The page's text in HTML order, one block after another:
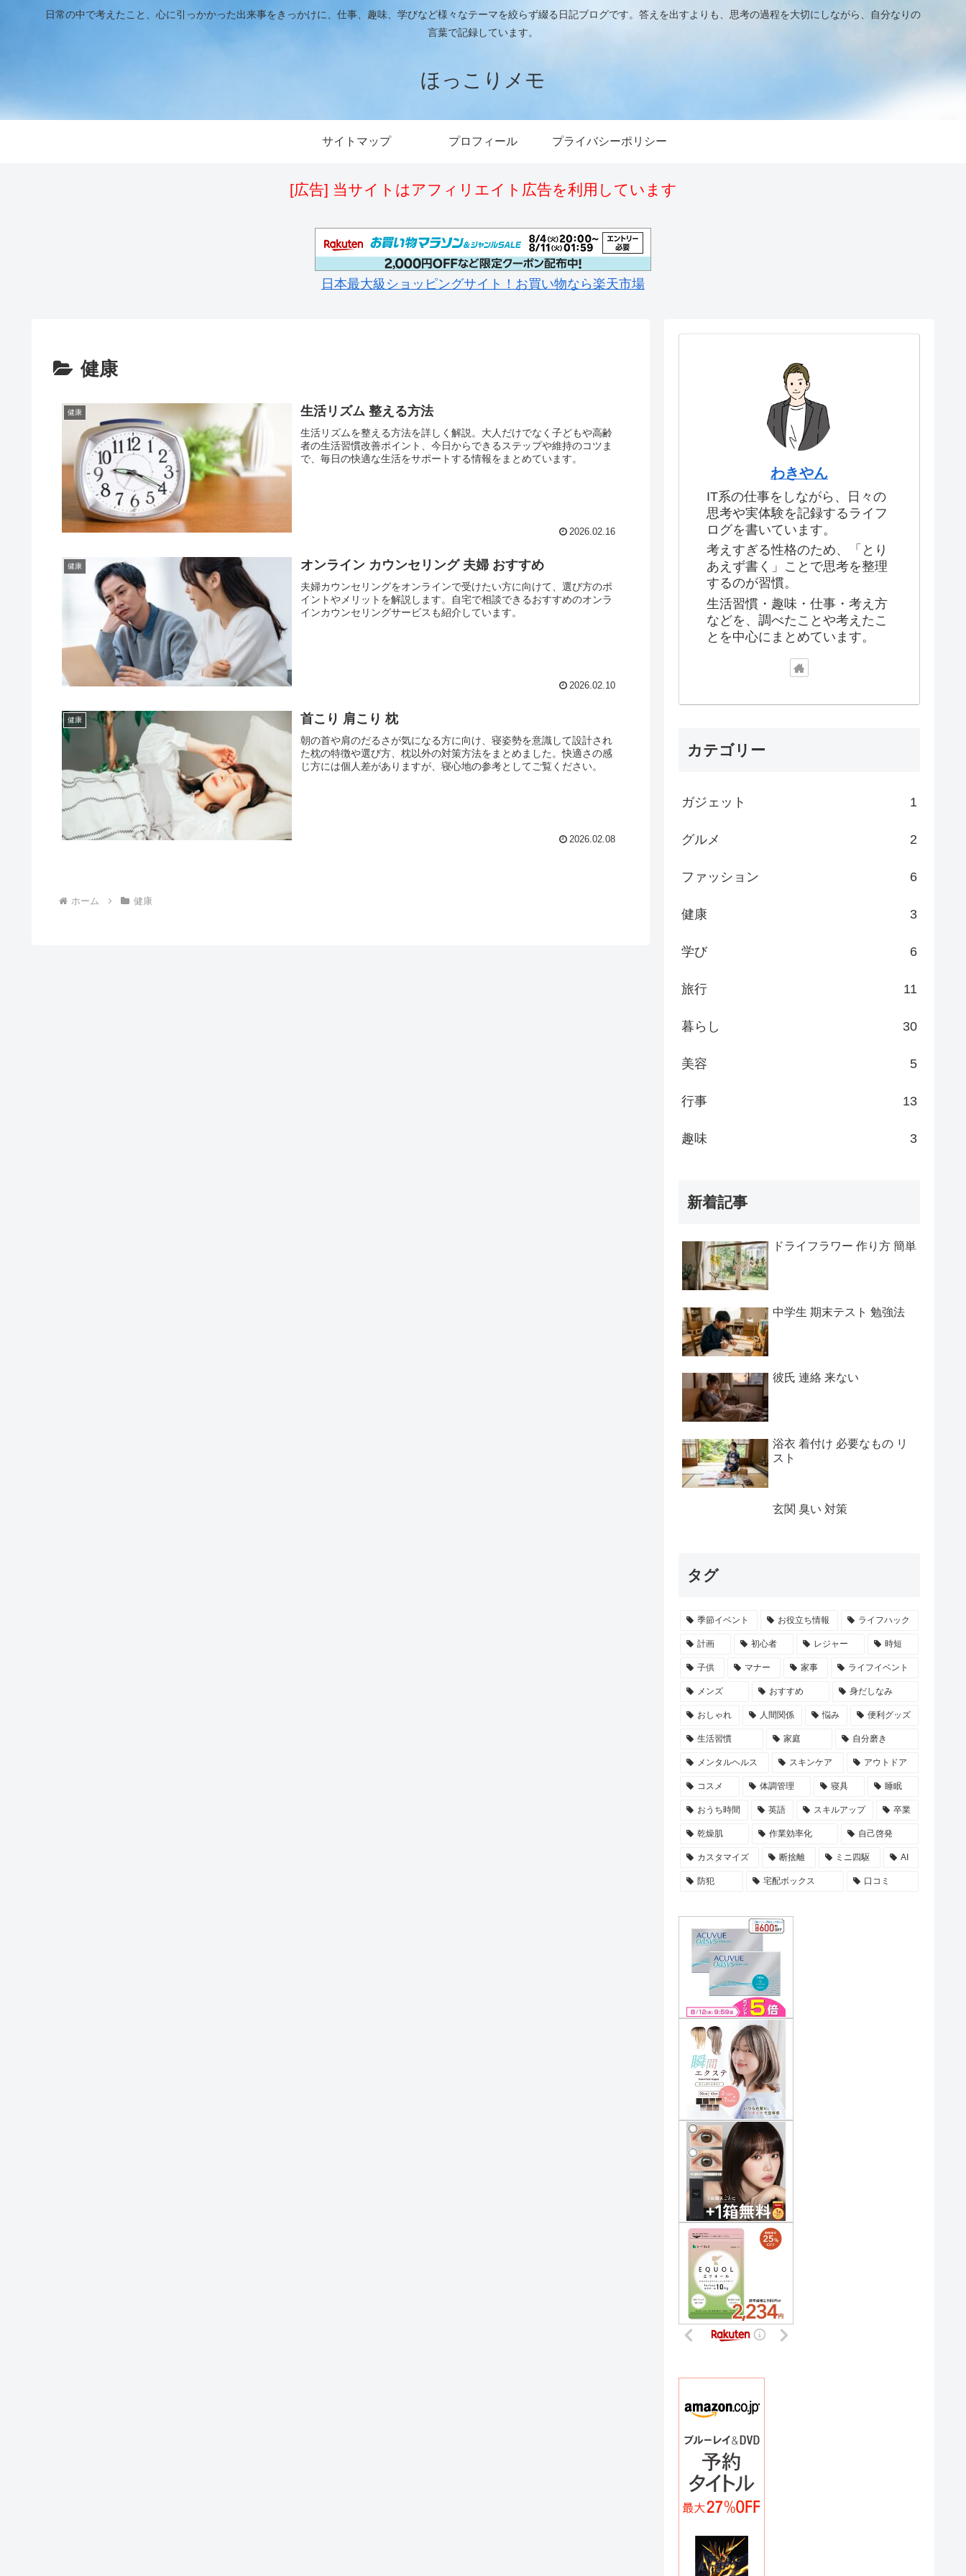
日常の中で考えたこと、心に引っかかった出来事をきっかけに、仕事、趣味、学びなど様々なテーマを絞らず綴る日記ブログです。答えを出すよりも、思考の過程を大切にしながら、自分なりの
言葉で記録しています。
ほっこりメモ
サイトマップ プロフィール プライバシーポリシー
[広告] 当サイトはアフィリエイト広告を利用しています
日本最大級ショッピングサイト！お買い物なら楽天市場
健康
健康 生活リズム 整える方法
生活リズムを整える方法を詳しく解説。大人だけでなく子どもや高齢
者の生活習慣改善ポイント、今日からできるステップや維持のコツま
で、毎日の快適な生活をサポートする情報をまとめています。
2026.02.16
健康 オンライン カウンセリング 夫婦 おすすめ
夫婦カウンセリングをオンラインで受けたい方に向けて、選び方のポ
イントやメリットを解説します。自宅で相談できるおすすめのオンラ
インカウンセリングサービスも紹介しています。
2026.02.10
健康 首こり 肩こり 枕
朝の首や肩のだるさが気になる方に向け、寝姿勢を意識して設計され
た枕の特徴や選び方、枕以外の対策方法をまとめました。快適さの感
じ方には個人差がありますが、寝心地の参考としてご覧ください。
2026.02.08
ホーム 健康
わきやん
IT系の仕事をしながら、日々の
思考や実体験を記録するライフ
ログを書いています。
考えすぎる性格のため、「とり
あえず書く」ことで思考を整理
するのが習慣。
生活習慣・趣味・仕事・考え方
などを、調べたことや考えたこ
とを中心にまとめています。
カテゴリー
ガジェット 1
グルメ 2
ファッション 6
健康 3
学び 6
旅行 11
暮らし 30
美容 5
行事 13
趣味 3
新着記事
ドライフラワー 作り方 簡単
中学生 期末テスト 勉強法
彼氏 連絡 来ない
浴衣 着付け 必要なもの リ
スト
玄関 臭い 対策
タグ
季節イベント お役立ち情報 ライフハック
計画 初心者 レジャー 時短
子供 マナー 家事 ライフイベント
メンズ おすすめ 身だしなみ
おしゃれ 人間関係 悩み 便利グッズ
生活習慣 家庭 自分磨き
メンタルヘルス スキンケア アウトドア
コスメ 体調管理 寝具 睡眠
おうち時間 英語 スキルアップ 卒業
乾燥肌 作業効率化 自己啓発
カスタマイズ 断捨離 ミニ四駆 AI
防犯 宅配ボックス 口コミ